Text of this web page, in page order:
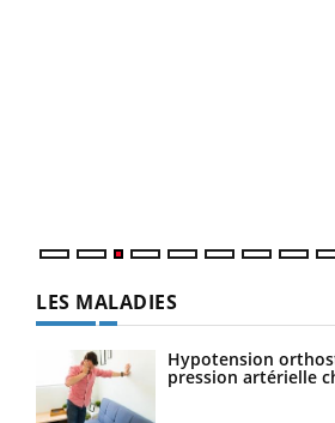
LES MALADIES
Hypotension
pression artérielle